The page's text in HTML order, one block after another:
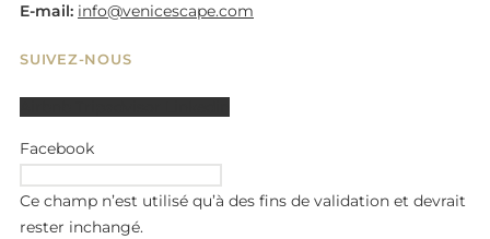
E-mail: info@venicescape.com
SUIVEZ-NOUS
Facebook
Ce champ n’est utilisé qu’à des fins de validation et devrait
rester inchangé.